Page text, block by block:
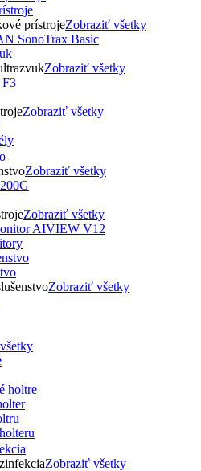
prístrojeZobraziť všetky
Zobraziť všetky
Zobraziť všetky
Zobraziť všetky
Zobraziť všetky
Zobraziť všetky
Zobraziť všetky